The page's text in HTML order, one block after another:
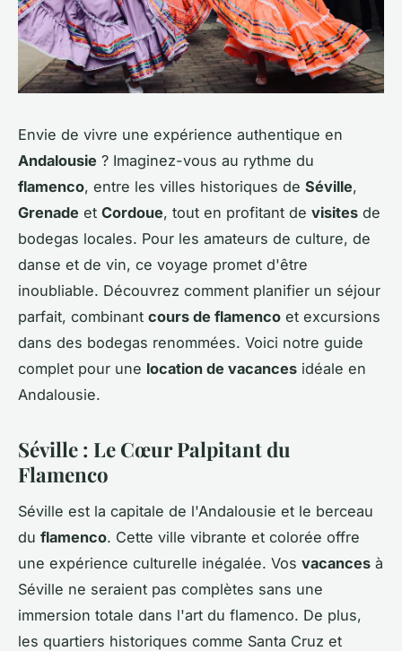
Envie de vivre une expérience authentique en
Andalousie ? Imaginez-vous au rythme du
flamenco, entre les villes historiques de Séville,
Grenade et Cordoue, tout en profitant de visites de
bodegas locales. Pour les amateurs de culture, de
danse et de vin, ce voyage promet d'être
inoubliable. Découvrez comment planifier un séjour
parfait, combinant cours de flamenco et excursions
dans des bodegas renommées. Voici notre guide
complet pour une location de vacances idéale en
Andalousie.
Séville : Le Cœur Palpitant du
Flamenco
Séville est la capitale de l'Andalousie et le berceau
du flamenco. Cette ville vibrante et colorée offre
une expérience culturelle inégalée. Vos vacances à
Séville ne seraient pas complètes sans une
immersion totale dans l'art du flamenco. De plus,
les quartiers historiques comme Santa Cruz et